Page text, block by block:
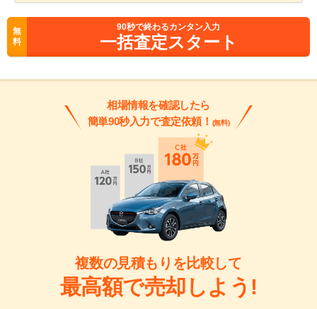
無
料
90秒で終わるカンタン入力
一括査定スタート
相場情報を確認したら
簡単90秒入力で査定依頼！ (無料)
複数の見積もりを比較して
最高額で売却しよう!